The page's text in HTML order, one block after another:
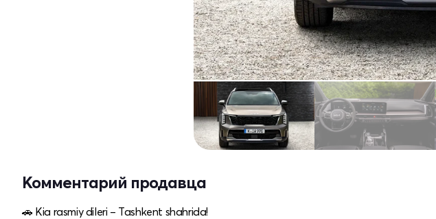
Комментарий продавца
🚗 Kia rasmiy dileri – Tashkent shahrida!